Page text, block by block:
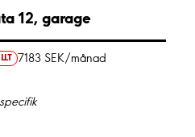
12, garage
7183 SEK/månad